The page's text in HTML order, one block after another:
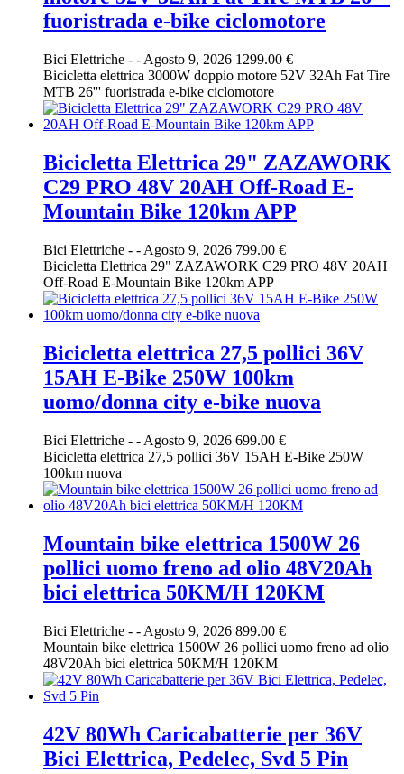
fuoristrada e-bike ciclomotore
Bici Elettriche - - Agosto 9, 2026 1299.00 €
Bicicletta elettrica 3000W doppio motore 52V 32Ah Fat Tire
MTB 26''' fuoristrada e-bike ciclomotore
Bicicletta Elettrica 29" ZAZAWORK
C29 PRO 48V 20AH Off-Road E-
Mountain Bike 120km APP
Bici Elettriche - - Agosto 9, 2026 799.00 €
Bicicletta Elettrica 29" ZAZAWORK C29 PRO 48V 20AH
Off-Road E-Mountain Bike 120km APP
Bicicletta elettrica 27,5 pollici 36V
15AH E-Bike 250W 100km
uomo/donna city e-bike nuova
Bici Elettriche - - Agosto 9, 2026 699.00 €
Bicicletta elettrica 27,5 pollici 36V 15AH E-Bike 250W
100km nuova
Mountain bike elettrica 1500W 26
pollici uomo freno ad olio 48V20Ah
bici elettrica 50KM/H 120KM
Bici Elettriche - - Agosto 9, 2026 899.00 €
Mountain bike elettrica 1500W 26 pollici uomo freno ad olio
48V20Ah bici elettrica 50KM/H 120KM
42V 80Wh Caricabatterie per 36V
Bici Elettrica, Pedelec, Svd 5 Pin